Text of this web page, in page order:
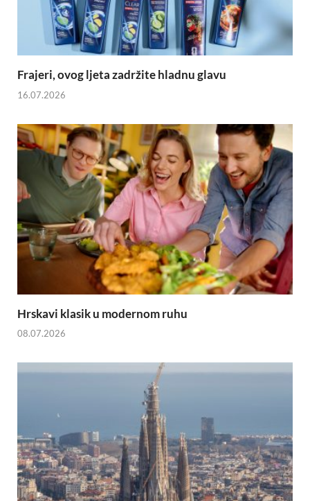
Frajeri, ovog ljeta zadržite hladnu glavu
16.07.2026
Hrskavi klasik u modernom ruhu
08.07.2026